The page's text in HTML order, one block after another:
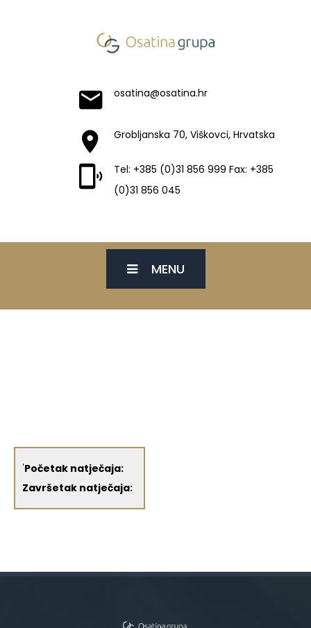
osatina@osatina.hr
Grobljanska 70, Viškovci, Hrvatska
Tel: +385 (0)31 856 999 Fax: +385
(0)31 856 045
MENU
'Početak natječaja:
Završetak natječaja: